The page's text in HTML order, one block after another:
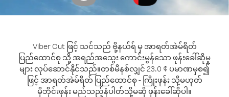
Viber Out ဖြင့် သင်သည် ဗို့နယ်ရ် မှ အာရတ်အဲမ်ရိတ်
ပြည်ထောင်စု သို့ အရည်အသွေး ကောင်းမွန်သော ဖုန်းခေါ်ဆိုမှု
များ လုပ်ဆောင်နိုင်သည်။တစ်မိနစ်လျှင် 23.0 ¢ ပမာဏမှစ၍
ဖြင့် အာရတ်အဲမ်ရိတ် ပြည်ထောင်စု - ကြိုးဖုန်း သို့မဟုတ်
မိုဘိုင်းဖုန်း မည်သည့်နံပါတ်သို့မဆို ဖုန်းခေါ်ဆိုပါ။